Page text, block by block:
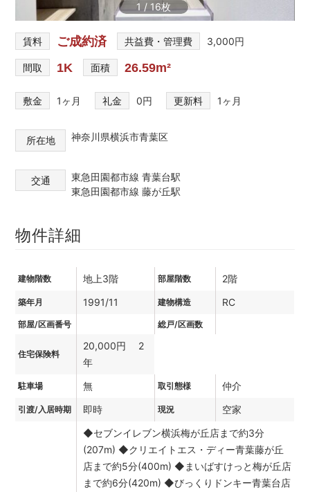
イ
ト
1 / 16
賃料 ご成約済 共益費・管理費 3,000円
間取 1K 面積 26.59m²
敷金 1ヶ月 礼金 0円 更新料 1ヶ月
所在地 神奈川県横浜市青葉区
交通
東急田園都市線 青葉台駅
東急田園都市線 藤が丘駅
物件詳細
建物階数 地上3階 部屋階数 2階
築年月 1991/11 建物構造 RC
部屋/区画番号 総戸/区画数
住宅保険料
20,000円 2
年
駐車場 無 取引態様 仲介
引渡/入居時期 即時 現況 空家
◆セブンイレブン横浜梅が丘店まで約3分
(207m) ◆クリエイトエス・ディー青葉藤が丘
店まで約5分(400m) ◆まいばすけっと梅が丘店
まで約6分(420m) ◆びっくりドンキー青葉台店